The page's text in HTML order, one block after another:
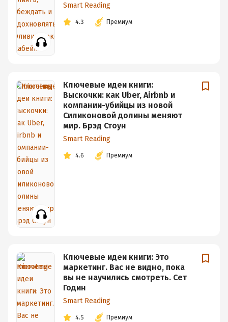
Smart Reading
4.3 Премиум
Ключевые идеи книги:
Выскочки: как Uber, Airbnb и
компании-убийцы из новой
Силиконовой долины меняют
мир. Брэд Стоун
Smart Reading
4.6 Премиум
Ключевые идеи книги: Это
маркетинг. Вас не видно, пока
вы не научились смотреть. Сет
Годин
Smart Reading
4.5 Премиум